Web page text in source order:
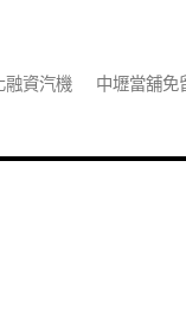
融資汽機
中壢當舖免